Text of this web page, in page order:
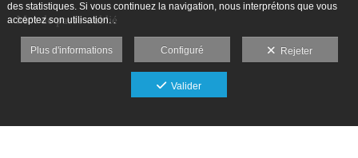
Mot de passe oublié
des statistiques. Si vous continuez la navigation, nous interprétons que vous
acceptez son utilisation. .
Plus d'informations Configuré Rejeter
Valider